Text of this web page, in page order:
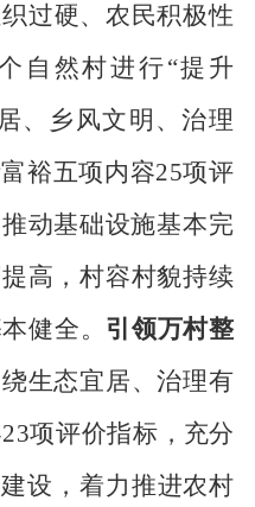
过硬、农民积极性
自然村进行“提升
、乡风文明、治理
裕五项内容25项评
动基础设施基本完
高，村容村貌持续
健全。 引领万村整
生态宜居、治理有
23项评价指标，充分
设，着力推进农村